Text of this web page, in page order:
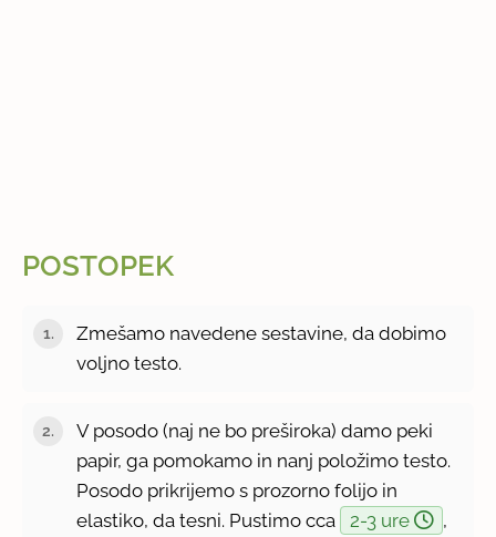
POSTOPEK
Zmešamo navedene sestavine, da dobimo
voljno testo.
V posodo (naj ne bo preširoka) damo peki
papir, ga pomokamo in nanj položimo testo.
Posodo prikrijemo s prozorno folijo in
elastiko, da tesni. Pustimo cca
2-3 ure
,